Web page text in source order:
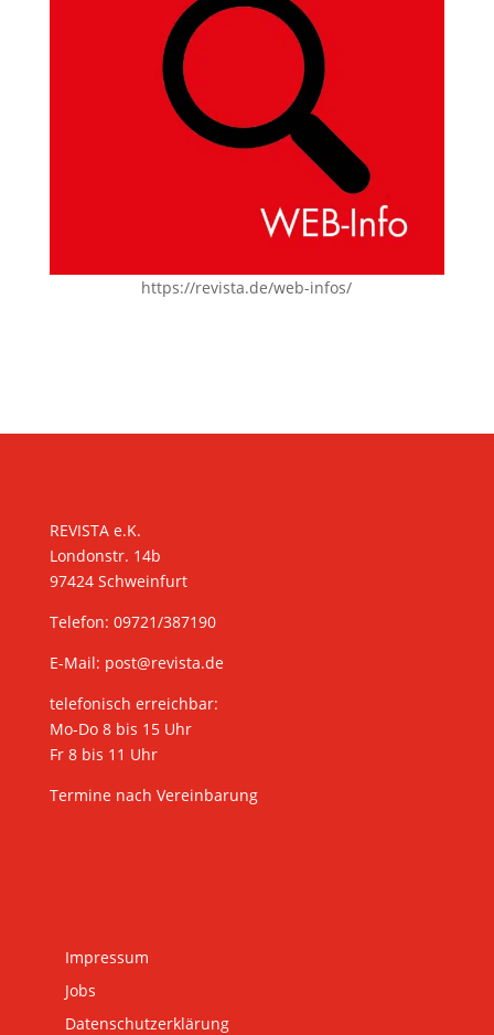
https://revista.de/web-infos/
REVISTA e.K.
Londonstr. 14b
97424 Schweinfurt
Telefon: 09721/387190
E-Mail: post@revista.de
telefonisch erreichbar:
Mo-Do 8 bis 15 Uhr
Fr 8 bis 11 Uhr
Termine nach Vereinbarung
Impressum
Jobs
Datenschutzerklärung